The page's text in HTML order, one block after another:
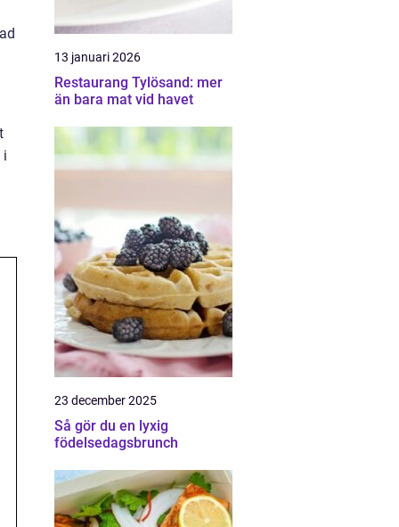
i
13 januari 2026
Restaurang Tylösand: mer
än bara mat vid havet
23 december 2025
Så gör du en lyxig
födelsedagsbrunch